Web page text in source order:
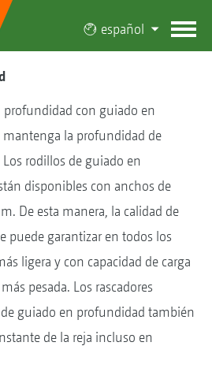
español
con guiado en
mantenga la profundidad de
rodillos de guiado en
disponibles con anchos de
De esta manera, la calidad de
puede garantizar en todos los
ligera y con capacidad de carga
pesada. Los rascadores
guiado en profundidad también
de la reja incluso en